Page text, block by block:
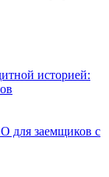
историей:
для заемщиков с